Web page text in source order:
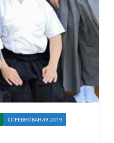
СОРЕВНОВАНИЯ 2019